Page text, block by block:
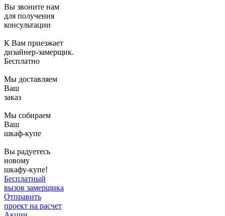
Вы звоните нам
для получения
консультации
К Вам приезжает
дизайнер-замерщик.
Бесплатно
Мы доставляем
Ваш
заказ
Мы собираем
Ваш
шкаф-купе
Вы радуетесь
новому
шкафу-купе!
Бесплатный
вызов замерщика
Отправить
проект на расчет